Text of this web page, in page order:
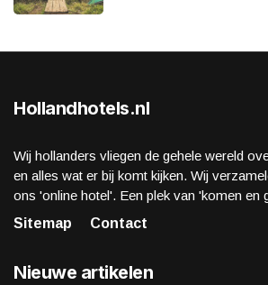
Hollandhotels.nl
Wij hollanders vliegen de gehele wereld
en alles wat er bij komt kijken. Wij
ons 'online hotel'. Een plek van 'komen en
Sitemap
Contact
Nieuwe artikelen